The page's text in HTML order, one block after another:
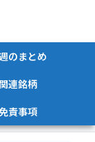
のまとめ
関連銘柄
免責事項